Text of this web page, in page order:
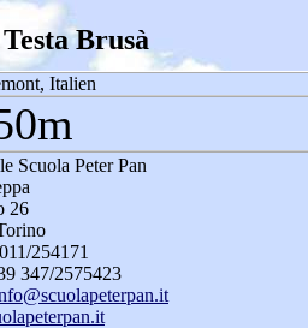
Brusà
Italien
Scuola Peter Pan
26
254171
347/2575423